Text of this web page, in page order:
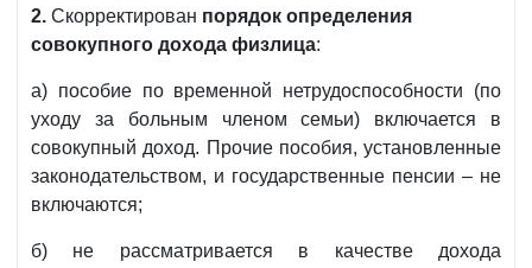
2. Скорректирован порядок определения
совокупного дохода физлица:
а) пособие по временной нетрудоспособности (по
уходу за больным членом семьи) включается в
совокупный доход. Прочие пособия, установленные
законодательством, и государственные пенсии – не
включаются;
б) не рассматривается в качестве дохода